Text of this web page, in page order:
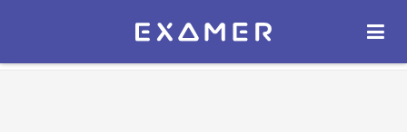
Экзамер — ЕГЭ 2027
ОТКРЫТЬ